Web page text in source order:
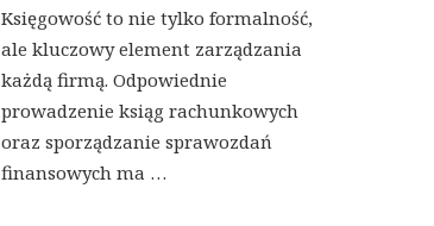
Księgowość to nie tylko formalność,
ale kluczowy element zarządzania
każdą firmą. Odpowiednie
prowadzenie ksiąg rachunkowych
oraz sporządzanie sprawozdań
finansowych ma …